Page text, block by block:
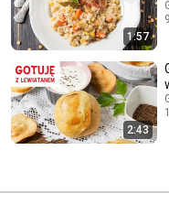
1:57
2:43